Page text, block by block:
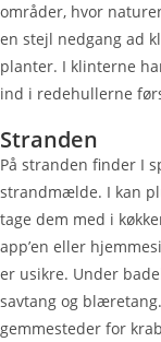
områder, hvor
en stejl nedgang ad
planter. I klinterne
ind i redehullerne
Stranden
På stranden finder I
strandmælde. I kan
tage dem med i
app’en eller
er usikre. Under
savtang og
gemmesteder for